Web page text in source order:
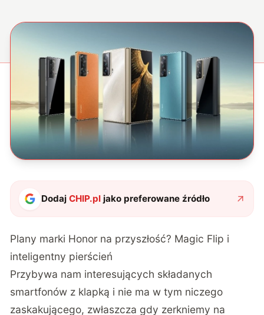
DodajCHIP.pl jako preferowane źródło
Plany marki Honor na przyszłość? Magic Flip i
inteligentny pierścień
Przybywa nam interesujących składanych
smartfonów z klapką i nie ma w tym niczego
zaskakującego, zwłaszcza gdy zerkniemy na